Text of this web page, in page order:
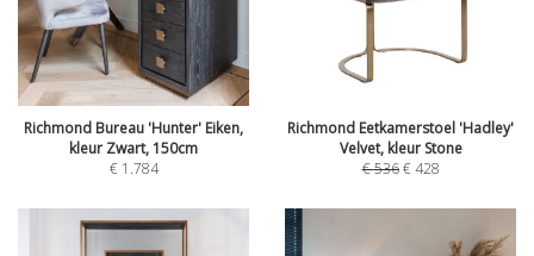
Richmond Bureau 'Hunter' Eiken,
kleur Zwart, 150cm
€ 1.784
Richmond Eetkamerstoel 'Hadley'
Velvet, kleur Stone
€536 €428